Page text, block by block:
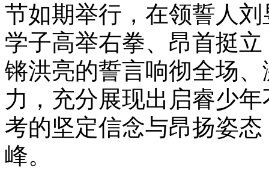
节如期举行，在领誓人
学子高举右拳、昂首挺
锵洪亮的誓言响彻全场
力，充分展现出启睿少
考的坚定信念与昂扬姿
峰。